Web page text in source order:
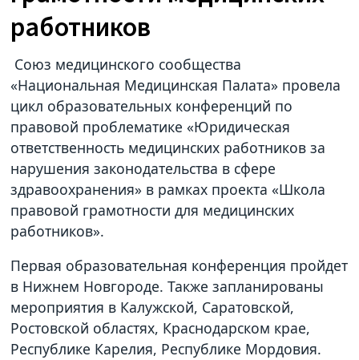
работников
Союз медицинского сообщества
«Национальная Медицинская Палата» провела
цикл образовательных конференций по
правовой проблематике «Юридическая
ответственность медицинских работников за
нарушения законодательства в сфере
здравоохранения» в рамках проекта «Школа
правовой грамотности для медицинских
работников».
Первая образовательная конференция пройдет
в Нижнем Новгороде. Также запланированы
мероприятия в Калужской, Саратовской,
Ростовской областях, Краснодарском крае,
Республике Карелия, Республике Мордовия.